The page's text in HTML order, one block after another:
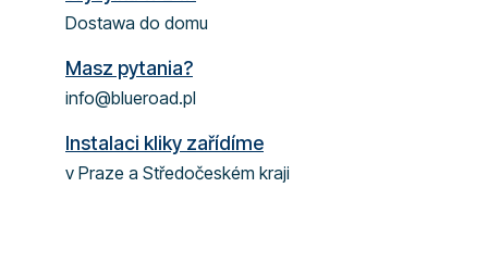
Dostawa do domu
Masz pytania?
info@blueroad.pl
Instalaci kliky zařídíme
v Praze a Středočeském kraji